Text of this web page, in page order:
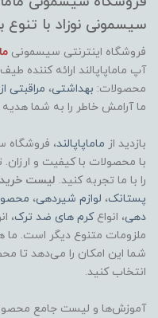
سیسمونی نوزاد با
فروشگاه اینترنتی سیسمونی
آپ ماماپاپالند ارائه کننده
محصولات: بهداشتی، مراقبتی
ما آرامش خاطر را به شما
بازدید از ماماپاپالند، فروشگاه
با محصولات با کیفیت و
را با ما تجربه کنید. لیست
پستانک، لوازم شیردهی،
دهی، انواعکرم های ضد ترک،
ملزومات متنوع دیگر است.
شما این امکان را می‌دهد تا
انتخاب کنید.
آموزش‌ها و لیست جامع